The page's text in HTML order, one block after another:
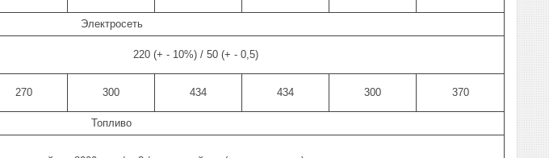
Электросеть
220 (+ - 10%) / 50 (+ - 0,5)
270 300 434 434 300 370
Топливо